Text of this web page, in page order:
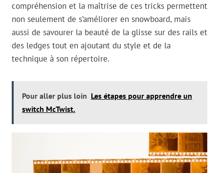
compréhension et la maîtrise de ces tricks permettent
non seulement de s’améliorer en snowboard, mais
aussi de savourer la beauté de la glisse sur des rails et
des ledges tout en ajoutant du style et de la
technique à son répertoire.
Pour aller plus loin Les étapes pour apprendre un
switch McTwist.